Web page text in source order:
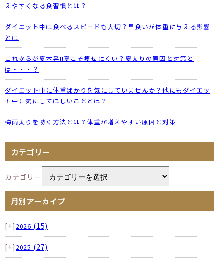
えやすくなる食習慣とは？
ダイエット中は食べるスピードも大切？早食いが体重に与える影響
とは
これからが夏本番!!夏こそ痩せにくい？夏太りの原因と対策と
は・・・？
ダイエット中に体重ばかりを気にしていませんか？他にもダイエッ
ト中に気にしてほしいこととは？
梅雨太りを防ぐ方法とは？体重が増えやすい原因と対策
カテゴリー
カテゴリー
月別アーカイブ
[+] 2026 (15)
[+] 2025 (27)